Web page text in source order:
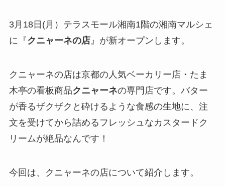
3月18日(月）テラスモール湘南1階の湘南マルシェ
に『クニャーネの店』が新オープンします。
クニャーネの店は京都の人気ベーカリー店・たま
木亭の看板商品クニャーネの専門店です。バター
が香るザクザクと砕けるような食感の生地に、注
文を受けてから詰めるフレッシュなカスタードク
リームが絶品なんです！
今回は、クニャーネの店について紹介します。